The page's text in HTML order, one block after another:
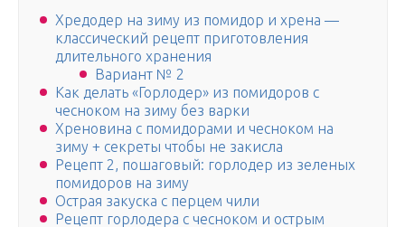
Хредодер на зиму из помидор и хрена —
классический рецепт приготовления
длительного хранения
Вариант № 2
Как делать «Горлодер» из помидоров с
чесноком на зиму без варки
Хреновина с помидорами и чесноком на
зиму + секреты чтобы не закисла
Рецепт 2, пошаговый: горлодер из зеленых
помидоров на зиму
Острая закуска с перцем чили
Рецепт горлодера с чесноком и острым